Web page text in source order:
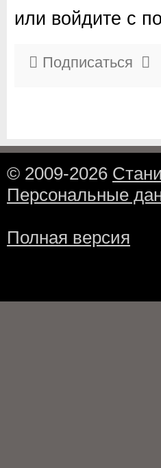
или войдите с
Подписаться
© 2009-2026
Персональные
Полная версия